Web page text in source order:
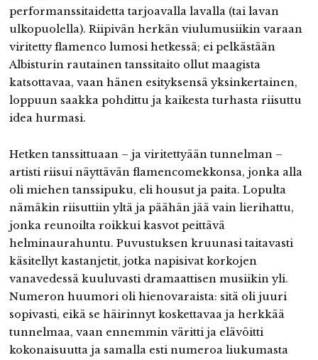
performanssitaidetta tarjoavalla lavalla (tai lavan
ulkopuolella). Riipivän herkän viulumusiikin varaan
viritetty flamenco lumosi hetkessä; ei pelkästään
Albisturin rautainen tanssitaito ollut maagista
katsottavaa, vaan hänen esityksensä yksinkertainen,
loppuun saakka pohdittu ja kaikesta turhasta riisuttu
idea hurmasi.
Hetken tanssittuaan – ja viritettyään tunnelman –
artisti riisui näyttävän flamencomekkonsa, jonka alla
oli miehen tanssipuku, eli housut ja paita. Lopulta
nämäkin riisuttiin yltä ja päähän jää vain lierihattu,
jonka reunoilta roikkui kasvot peittävä
helminaurahuntu. Puvustuksen kruunasi taitavasti
käsitellyt kastanjetit, jotka napisivat korkojen
vanavedessä kuuluvasti dramaattisen musiikin yli.
Numeron huumori oli hienovaraista: sitä oli juuri
sopivasti, eikä se häirinnyt koskettavaa ja herkkää
tunnelmaa, vaan ennemmin väritti ja elävöitti
kokonaisuutta ja samalla esti numeroa liukumasta